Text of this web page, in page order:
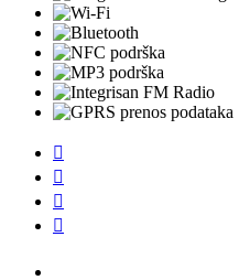



